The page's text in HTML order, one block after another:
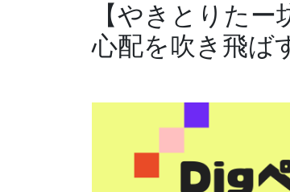
【やきとりた
心配を吹き飛ば